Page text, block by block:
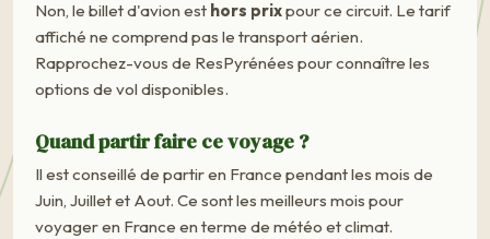
Non, le billet d'avion est hors prixpour ce circuit. Le tarif
affiché ne comprend pas le transport aérien.
Rapprochez-vous de ResPyrénées pour connaître les
options de vol disponibles.
Quand partir faire ce voyage ?
Il est conseillé de partir en France pendant les mois de
Juin, Juillet et Aout. Ce sont les meilleurs mois pour
voyager en France en terme de météo et climat.